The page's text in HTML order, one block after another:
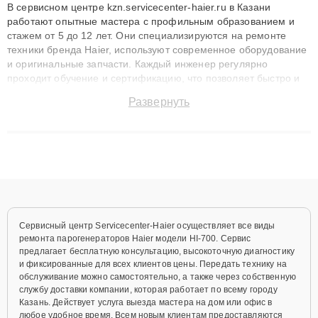
В сервисном центре kzn.servicecenter-haier.ru в Казани
работают опытные мастера с профильным образованием и
стажем от 5 до 12 лет. Они специализируются на ремонте
техники бренда Haier, используют современное оборудование
и оригинальные запчасти. Каждый инженер регулярно
проходит обучение и сертификацию, что позволяет быстро и
сохранением гарантии до 3 лет. Наши мастера решают
Развернуть
Сервисный центр Servicecenter-Haier осуществляет все виды
ремонта парогенераторов Haier модели HI-700. Сервис
предлагает бесплатную консультацию, высокоточную диагностику
и фиксированные для всех клиентов цены. Передать технику на
обслуживание можно самостоятельно, а также через собственную
службу доставки компании, которая работает по всему городу
Казань. Действует услуга выезда мастера на дом или офис в
любое удобное время. Всем новым клиентам предоставляются